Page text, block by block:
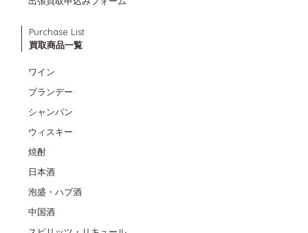
Purchase List
買取商品一覧
ワイン
ブランデー
シャンパン
ウィスキー
焼酎
日本酒
泡盛・ハブ酒
中国酒